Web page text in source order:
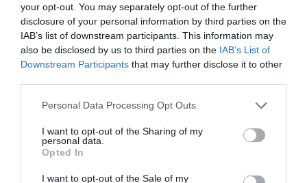
your opt-out. You may separately opt-out of the further
disclosure of your personal information by third parties on the
IAB’s list of downstream participants. This information may
also be disclosed by us to third parties on the IAB’s List of
Downstream Participants that may further disclose it to other
Please note that this website/app uses one or more Google
not limited to your visit or usage behaviour. You may click to
grant or deny consent to Google and its third-party tags to
use your data for below specified purposes in below Google
consent section.
Personal Data Processing Opt Outs
I want to opt-out of the Sharing of my
personal data.
Opted In
I want to opt-out of the Sale of my
Vagyis az író nem gyűlölte a nőket. De
akkor honnan e sommás vélekedés?
Remélem, ezt nem az újságírók kezdték el
terjeszteni…
novelláskötete a „bűnös”. Tizenhárom
történetről van szó, amiket egy karácsonyeste